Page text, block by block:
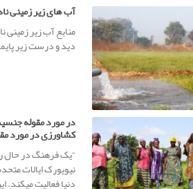
آب های زیر زمینی
منابع آب زیر زمینی
دید و درست زیر
در مورد مقوله
کشاورزی در مورد
“یک فرهنگ در حال
نیویورک ایالات
دنیا فعالیت می­کند.